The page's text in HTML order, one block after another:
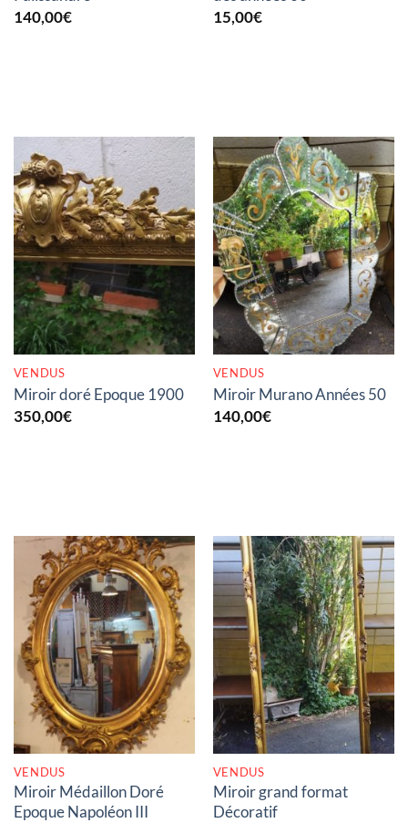
140,00€
15,00€
RUPTURE DE STOCK
VENDUS
Miroir doré Epoque 1900
350,00€
RUPTURE DE STOCK
VENDUS
Miroir Murano Années 50
140,00€
RUPTURE DE STOCK
VENDUS
Miroir Médaillon Doré
Epoque Napoléon III
RUPTURE DE STOCK
VENDUS
Miroir grand format
Décoratif